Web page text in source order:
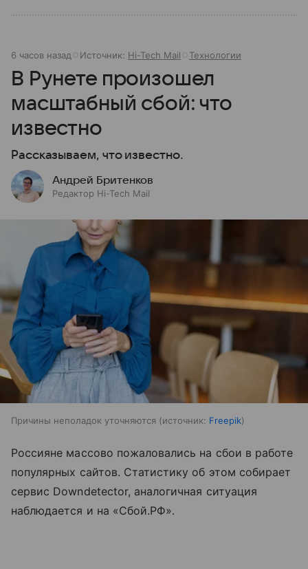
6 часов назад Источник: Hi-Tech Mail Технологии
В Рунете произошел
масштабный сбой: что
известно
Рассказываем, что известно.
Андрей Бритенков
Редактор Hi-Tech Mail
Причины неполадок уточняются источник: Freepik
Россияне массово пожаловались на сбои в работе
популярных сайтов. Статистику об этом собирает
сервис Downdetector, аналогичная ситуация
наблюдается и на «Сбой.РФ».